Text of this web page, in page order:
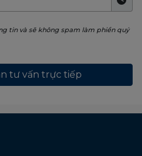
tin và sẽ không spam làm phiền quý